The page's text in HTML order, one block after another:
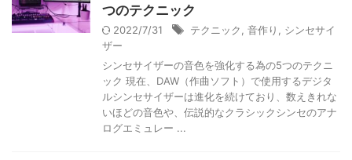
つのテクニック
2022/7/31 テクニック 音作り
シンセサイ
ザー
シンセサイザーの音色を強化する為の5つのテクニ
ック 現在、DAW（作曲ソフト）で使用するデジタ
ルシンセサイザーは進化を続けており、数えきれな
いほどの音色や、伝説的なクラシックシンセのアナ
ログエミュレー ...